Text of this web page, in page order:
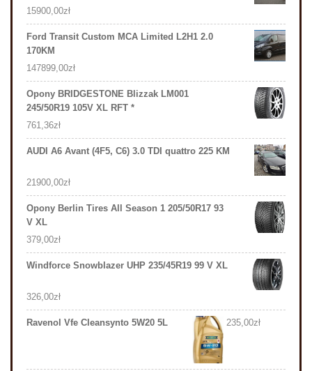
15900,00zł
Ford Transit Custom MCA Limited L2H1 2.0
170KM
147899,00zł
Opony BRIDGESTONE Blizzak LM001
245/50R19 105V XL RFT *
761,36zł
AUDI A6 Avant (4F5, C6) 3.0 TDI quattro 225 KM
21900,00zł
Opony Berlin Tires All Season 1 205/50R17 93
V XL
379,00zł
Windforce Snowblazer UHP 235/45R19 99 V XL
326,00zł
Ravenol Vfe Cleansynto 5W20 5L 235,00zł